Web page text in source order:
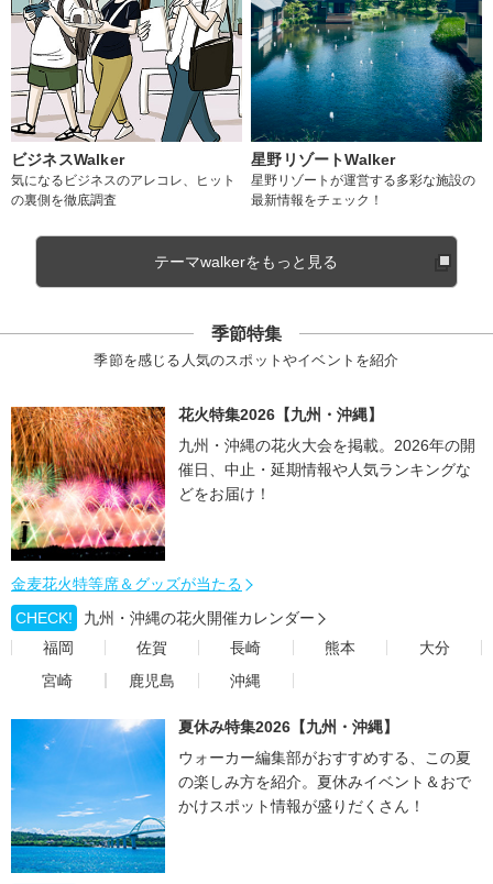
ビジネスWalker
気になるビジネスのアレコレ、ヒット
の裏側を徹底調査
星野リゾートWalker
星野リゾートが運営する多彩な施設の
最新情報をチェック！
テーマwalkerをもっと見る
季節特集
季節を感じる人気のスポットやイベントを紹介
花火特集2026【九州・沖縄】
九州・沖縄の花火大会を掲載。2026年の開
催日、中止・延期情報や人気ランキングな
どをお届け！
金麦花火特等席＆グッズが当たる
CHECK!
九州・沖縄の花火開催カレンダー
福岡
佐賀 長崎 熊本
大分
宮崎
鹿児島 沖縄
夏休み特集2026【九州・沖縄】
ウォーカー編集部がおすすめする、この夏
の楽しみ方を紹介。夏休みイベント＆おで
かけスポット情報が盛りだくさん！